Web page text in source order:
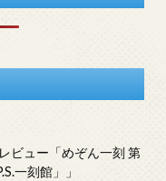
ビュー「めぞん一刻 第
一刻館」」